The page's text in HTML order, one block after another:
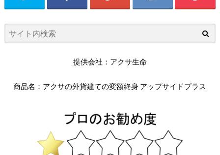
提供会社：アクサ生命
商品名：アクサの外貨建ての変額終身 アップサイドプラス